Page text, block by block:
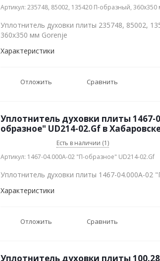
Артикул: 235748, 85002, 135420 П-образный, 360х350
Уплотнитель духовки плиты 235748, 85002,
360х350 мм Gorenje
Характеристики
Отложить Сравнить
Уплотнитель духовки плиты 1467-
образное" UD214-02.Gf в
Есть в наличии (1)
Артикул: 1467-04.000А-02 "П-образное" UD214-02.Gf
Уплотнитель духовки плиты 1467-04.000А-02
Характеристики
Отложить Сравнить
Уплотнитель духовки плиты